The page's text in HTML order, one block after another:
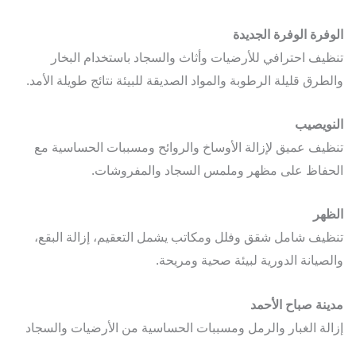
الوفرة الجديدة
احترافي للأرضيات وأثاث والسجاد باستخدام البخار
قليلة الرطوبة والمواد الصديقة للبيئة نتائج طويلة الأمد.
عميق لإزالة الأوساخ والروائح ومسببات الحساسية مع
على مظهر وملمس السجاد والمفروشات.
شامل شقق وفلل ومكاتب يشمل التعقيم، إزالة البقع،
الدورية لبيئة صحية ومريحة.
صباح الأحمد
الغبار والرمل ومسببات الحساسية من الأرضيات والسجاد